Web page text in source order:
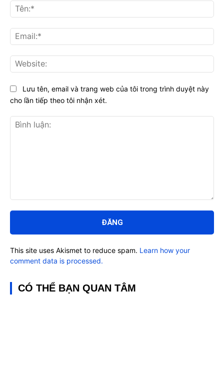
luận:
Lưu tên, email và trang web của tôi trong trình duyệt này
cho lần tiếp theo tôi nhận xét.
This site uses Akismet to reduce spam. Learn how your
comment data is processed.
CÓ THỂ BẠN QUAN TÂM